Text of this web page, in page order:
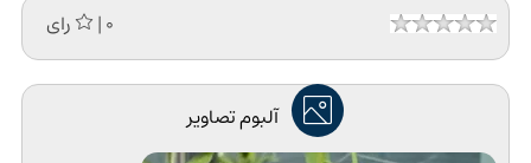
| 0 رای
آلبوم تصاویر